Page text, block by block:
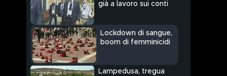
già a lavoro sui conti
Lockdown di sangue,
boom di femminicidi
Lampedusa, tregua